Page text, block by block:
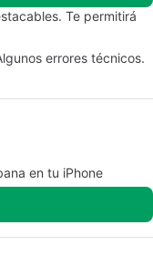
Te permitirá
errores técnicos.
en tu iPhone